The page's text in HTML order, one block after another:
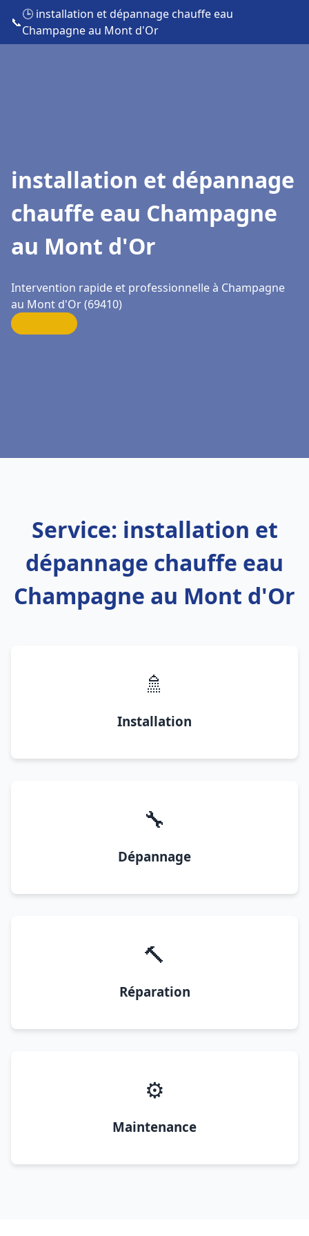
📞
🕒 installation et dépannage chauffe eau
Champagne au Mont d'Or
installation et dépannage
chauffe eau Champagne
au Mont d'Or
Intervention rapide et professionnelle à Champagne
au Mont d'Or (69410)
Service: installation et
dépannage chauffe eau
Champagne au Mont d'Or
🚿
Installation
🔧
Dépannage
🔨
Réparation
⚙️
Maintenance